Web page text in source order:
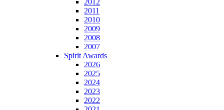
2012
2011
2010
2009
2008
2007
Spirit Awards
2026
2025
2024
2023
2022